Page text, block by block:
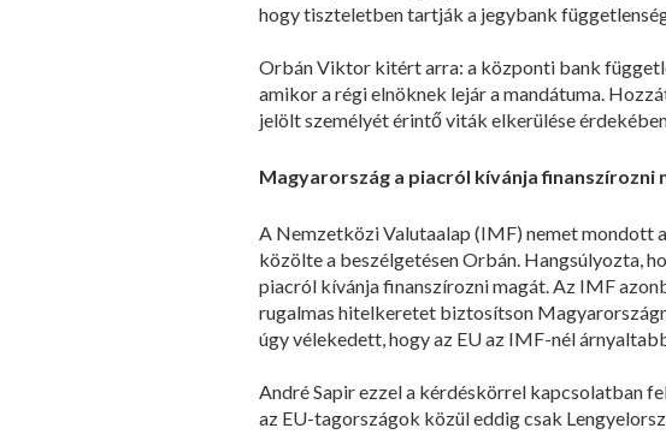
hogy tiszteletben tartják a jegybank
Orbán Viktor kitért arra: a központi bank
amikor a régi elnöknek lejár a mandátuma.
jelölt személyét érintő viták elkerülése
Magyarország a piacról kívánja finanszírozni
A Nemzetközi Valutaalap (IMF) nemet mondott
közölte a beszélgetésen Orbán. Hangsúlyozta,
piacról kívánja finanszírozni magát. Az IMF
rugalmas hitelkeretet biztosítson
úgy vélekedett, hogy az EU az IMF-nél
André Sapir ezzel a kérdéskörrel kapcsolatban
az EU-tagországok közül eddig csak